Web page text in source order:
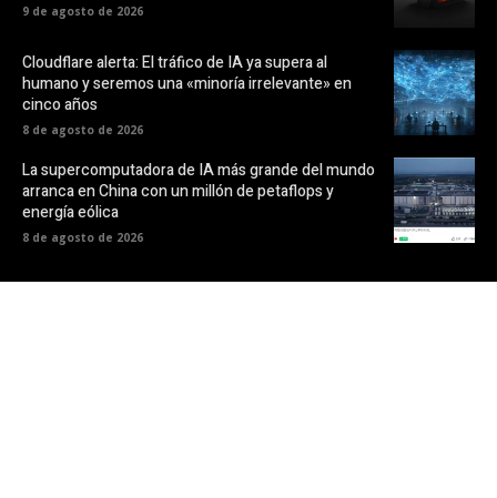
9 de agosto de 2026
Cloudflare alerta: El tráfico de IA ya supera al
humano y seremos una «minoría irrelevante» en
cinco años
8 de agosto de 2026
La supercomputadora de IA más grande del mundo
arranca en China con un millón de petaflops y
energía eólica
8 de agosto de 2026